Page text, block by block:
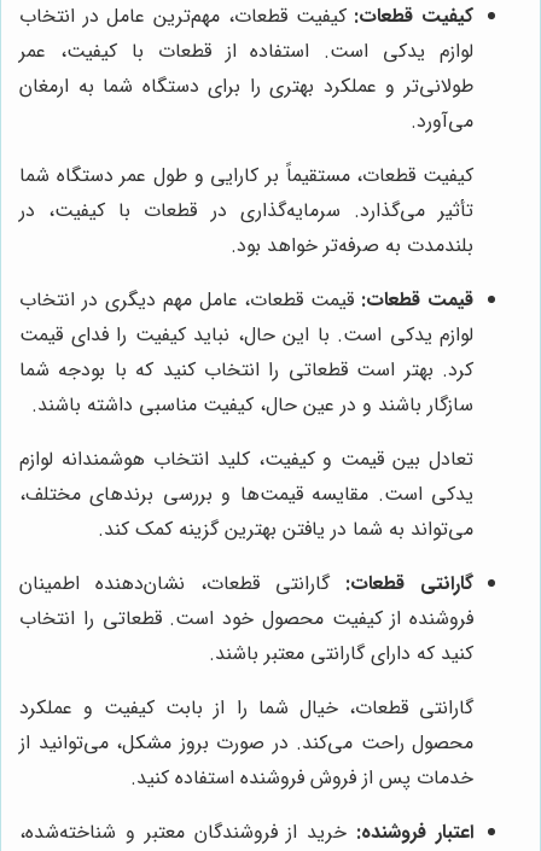
کیفیت قطعات: کیفیت قطعات، مهم‌ترین عامل در انتخاب
لوازم یدکی است. استفاده از قطعات با کیفیت، عمر
طولانی‌تر و عملکرد بهتری را برای دستگاه شما به ارمغان
می‌آورد.
کیفیت قطعات، مستقیماً بر کارایی و طول عمر دستگاه شما
تأثیر می‌گذارد. سرمایه‌گذاری در قطعات با کیفیت، در
بلندمدت به صرفه‌تر خواهد بود.
قیمت قطعات: قیمت قطعات، عامل مهم دیگری در انتخاب
لوازم یدکی است. با این حال، نباید کیفیت را فدای قیمت
کرد. بهتر است قطعاتی را انتخاب کنید که با بودجه شما
سازگار باشند و در عین حال، کیفیت مناسبی داشته باشند.
تعادل بین قیمت و کیفیت، کلید انتخاب هوشمندانه لوازم
یدکی است. مقایسه قیمت‌ها و بررسی برندهای مختلف،
می‌تواند به شما در یافتن بهترین گزینه کمک کند.
گارانتی قطعات: گارانتی قطعات، نشان‌دهنده اطمینان
فروشنده از کیفیت محصول خود است. قطعاتی را انتخاب
کنید که دارای گارانتی معتبر باشند.
گارانتی قطعات، خیال شما را از بابت کیفیت و عملکرد
محصول راحت می‌کند. در صورت بروز مشکل، می‌توانید از
خدمات پس از فروش فروشنده استفاده کنید.
اعتبار فروشنده: خرید از فروشندگان معتبر و شناخته‌شده،